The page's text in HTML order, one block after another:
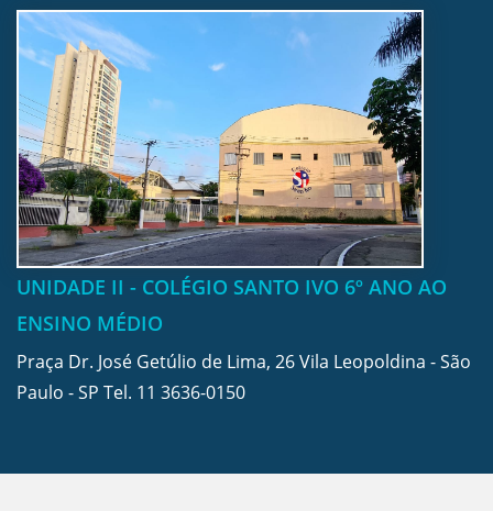
UNIDADE II - COLÉGIO SANTO IVO 6º ANO AO
ENSINO MÉDIO
Praça Dr. José Getúlio de Lima, 26 Vila Leopoldina - São
Paulo - SP Tel. 11 3636-0150